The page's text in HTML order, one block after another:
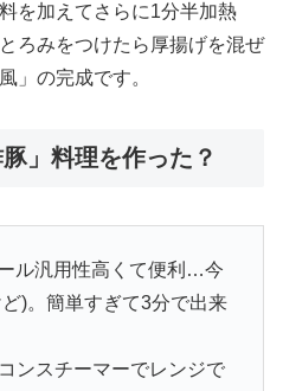
を加えてさらに1分半加熱
ろみをつけたら厚揚げを混ぜ
」の完成です。
」料理を作った？
ル汎用性高くて便利…今
)。簡単すぎて3分で出来
ンスチーマーでレンジで